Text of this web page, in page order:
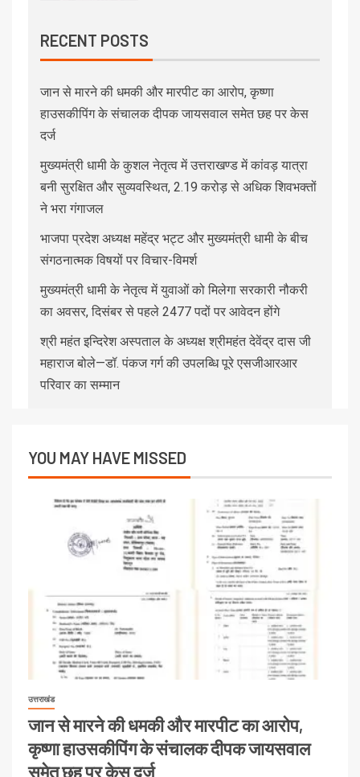
RECENT POSTS
जान से मारने की धमकी और मारपीट का आरोप, कृष्णा
हाउसकीपिंग के संचालक दीपक जायसवाल समेत छह पर केस
दर्ज
मुख्यमंत्री धामी के कुशल नेतृत्व में उत्तराखण्ड में कांवड़ यात्रा
बनी सुरक्षित और सुव्यवस्थित, 2.19 करोड़ से अधिक शिवभक्तों
ने भरा गंगाजल
भाजपा प्रदेश अध्यक्ष महेंद्र भट्ट और मुख्यमंत्री धामी के बीच
संगठनात्मक विषयों पर विचार-विमर्श
मुख्यमंत्री धामी के नेतृत्व में युवाओं को मिलेगा सरकारी नौकरी
का अवसर, दिसंबर से पहले 2477 पदों पर आवेदन होंगे
श्री महंत इन्दिरेश अस्पताल के अध्यक्ष श्रीमहंत देवेंद्र दास जी
महाराज बोले—डॉ. पंकज गर्ग की उपलब्धि पूरे एसजीआरआर
परिवार का सम्मान
YOU MAY HAVE MISSED
उत्तराखंड
जान से मारने की धमकी और मारपीट का आरोप,
कृष्णा हाउसकीपिंग के संचालक दीपक जायसवाल
समेत छह पर केस दर्ज